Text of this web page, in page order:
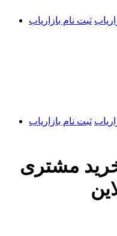
ثبت نام بازاریاب
ثبت نام بازاریاب
خرید مشتری